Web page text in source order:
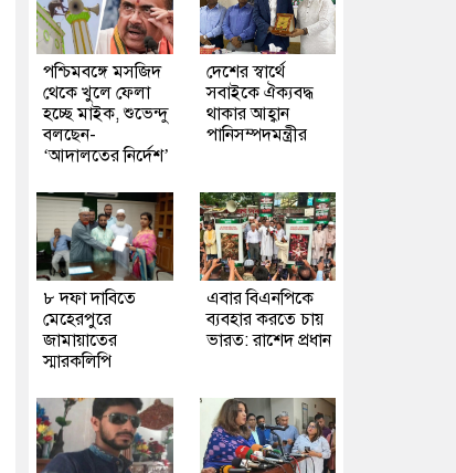
পশ্চিমবঙ্গে মসজিদ
থেকে খুলে ফেলা
হচ্ছে মাইক, শুভেন্দু
বলছেন-
‘আদালতের নির্দেশ’
দেশের স্বার্থে
সবাইকে ঐক্যবদ্ধ
থাকার আহ্বান
পানিসম্পদমন্ত্রীর
৮ দফা দাবিতে
মেহেরপুরে
জামায়াতের
স্মারকলিপি
এবার বিএনপিকে
ব্যবহার করতে চায়
ভারত: রাশেদ প্রধান